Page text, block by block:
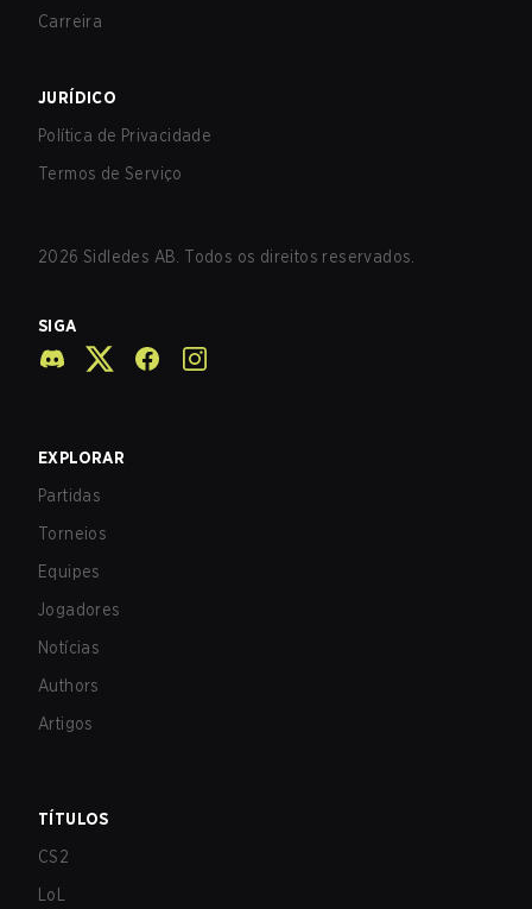
Carreira
JURÍDICO
Política de Privacidade
Termos de Serviço
2026 Sidledes AB. Todos os direitos reservados.
SIGA
EXPLORAR
Partidas
Torneios
Equipes
Jogadores
Notícias
Authors
Artigos
TÍTULOS
CS2
LoL